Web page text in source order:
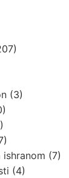
(3)
ishranom (7)
(4)